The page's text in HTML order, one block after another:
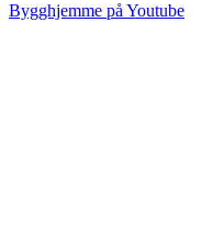
Bygghjemme på Youtube